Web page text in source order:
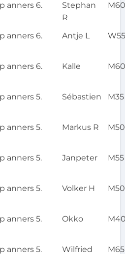
anners 6.
Stephan
R
anners 6.
Antje L
anners 6.
Kalle
anners 5.
Sébastien M35
anners 5.
Markus R M50
anners 5.
Janpeter M55
anners 5.
Volker H M50
anners 5.
Okko
anners 5. Wilfried M65